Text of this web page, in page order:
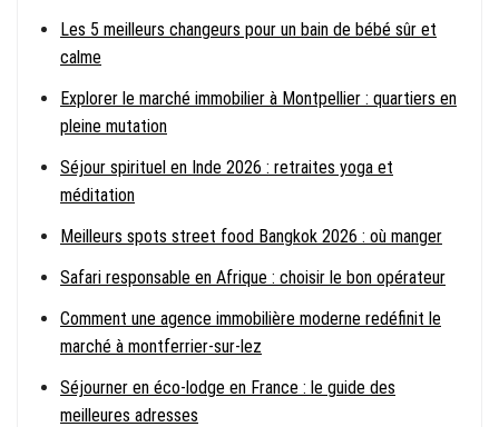
Les 5 meilleurs changeurs pour un bain de bébé sûr et
calme
Explorer le marché immobilier à Montpellier : quartiers en
pleine mutation
Séjour spirituel en Inde 2026 : retraites yoga et
méditation
Meilleurs spots street food Bangkok 2026 : où manger
Safari responsable en Afrique : choisir le bon opérateur
Comment une agence immobilière moderne redéfinit le
marché à montferrier-sur-lez
Séjourner en éco-lodge en France : le guide des
meilleures adresses